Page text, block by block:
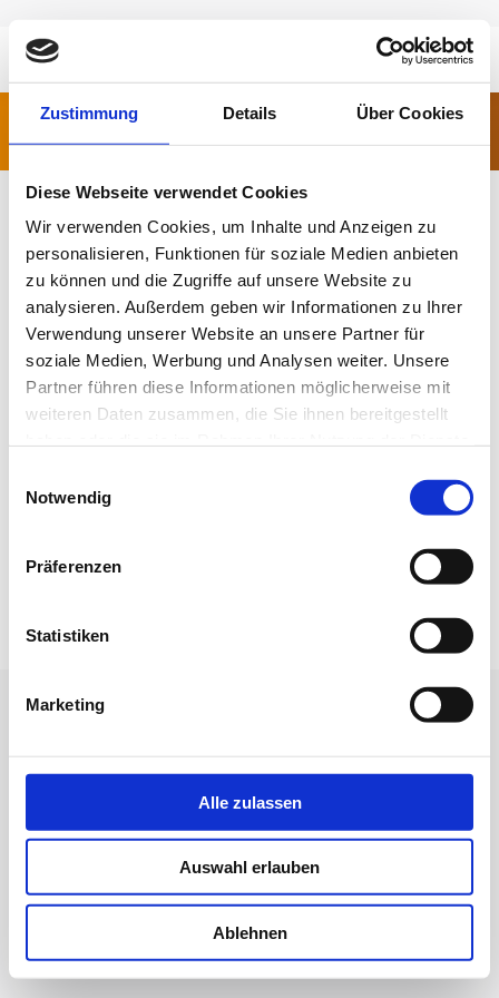
Zustimmung Details Über Cookies
Diese Webseite verwendet Cookies
Wir verwenden Cookies, um Inhalte und Anzeigen zu
personalisieren, Funktionen für soziale Medien anbieten
zu können und die Zugriffe auf unsere Website zu
analysieren. Außerdem geben wir Informationen zu Ihrer
Verwendung unserer Website an unsere Partner für
soziale Medien, Werbung und Analysen weiter. Unsere
Partner führen diese Informationen möglicherweise mit
weiteren Daten zusammen, die Sie ihnen bereitgestellt
Notwendig
Präferenzen
Statistiken
Marketing
Alle zulassen
Auswahl erlauben
Ablehnen
Search:
Sie befinden sich hier: